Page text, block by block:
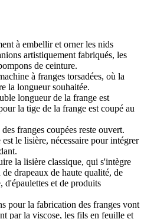
à embellir et orner les nids
artistiquement fabriqués, les
de ceinture.
à franges torsadées, où la
la longueur souhaitée.
longueur de la frange est
la tige de la frange est coupé au
franges coupées reste ouvert.
le lisière, nécessaire pour intégrer
la lisière classique, qui s'intègre
drapeaux de haute qualité, de
d'épaulettes et de produits
pour la fabrication des franges vont
par la viscose, les fils en feuille et